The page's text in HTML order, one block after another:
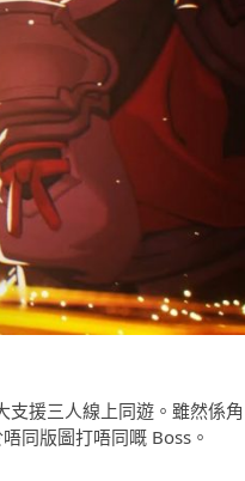
支援三人線上同遊。雖然係角
同版圖打唔同嘅 Boss。